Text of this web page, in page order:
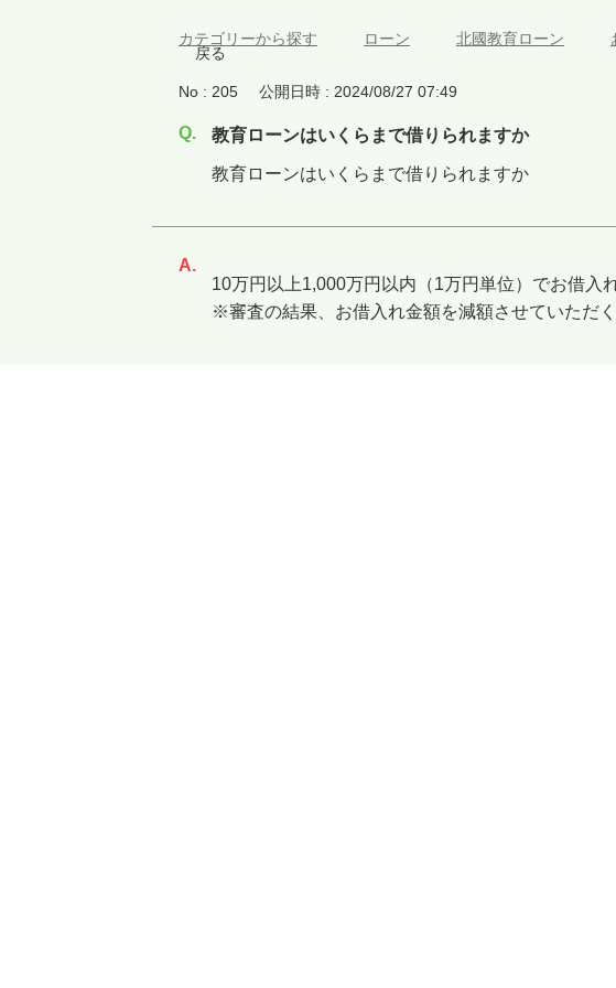
カテゴリーから探す ローン 北國教育ローン
戻る
No : 205 公開日時 : 2024/08/27 07:49
教育ローンはいくらまで借りられますか
教育ローンはいくらまで借りられますか
10万円以上1,000万円以内（1万円単位）でお借入
※審査の結果、お借入れ金額を減額させていただ